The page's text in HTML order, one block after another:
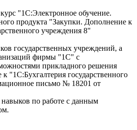
"1С:Электронное обучение.
продукта "Закупки. Дополнение к
учреждения 8"
государственных учреждений, а
фирмы "1С" с
прикладного решения
"1С:Бухгалтерия государственного
письмо № 18201 от
навыков по работе с данным